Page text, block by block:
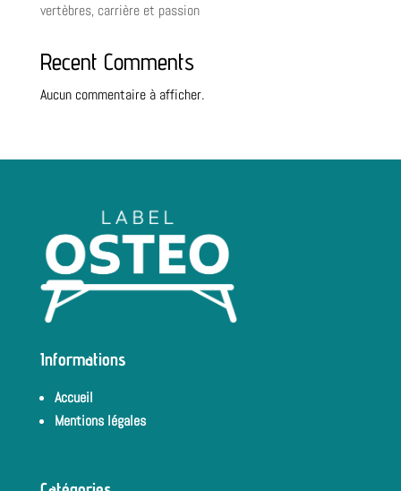
vertèbres, carrière et passion
Recent Comments
Aucun commentaire à afficher.
Informations
Accueil
Mentions légales